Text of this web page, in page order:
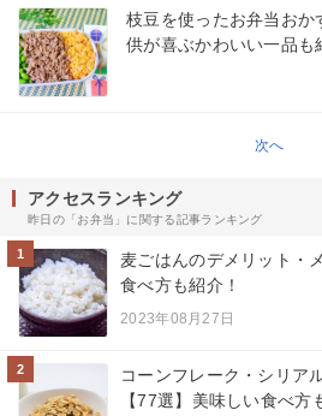
枝豆を使ったお弁当お
供が喜ぶかわいい一品も
次へ
アクセスランキング
昨日の「お弁当」に関する記事ランキング
1
麦ごはんのデメリット・
食べ方も紹介！
2023年08月27日
2
コーンフレーク・シリア
【77選】美味しい食べ方